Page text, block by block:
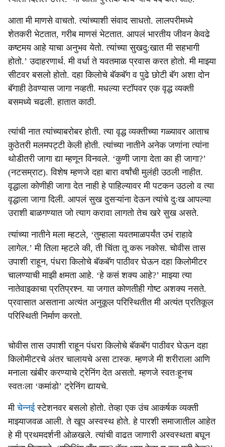
आता मी माणसे वाचतो. त्यांच्याशी संवाद साधतो. लालपरीमध्ये
शेतकरी भेटतात, गरीब माणसं भेटतात. आपलं भारतीय जीवन केवढे
कष्टमय आहे याचा अनुभव येतो. त्यांच्या सुखदु:खात मी सहभागी
होतो.’ उदाहरणार्थ. मी वर्धा ते यवतमाळ प्रवास करत होतो. मी माझ्या
सीटवर बसलो होतो. दहा किलोचे बॅकबॅग व पुढे छोटी बॅग अशा दोन
बॅगाही ठेवण्यास जागा नव्हती. मधल्या स्टॉपवर एक वृद्ध व्यक्ती
बसमध्ये चढली. हातात काठी.
त्यांची नात त्यांच्याबरोबर होती. त्या वृद्ध व्यक्तीच्या गळ्यावर आताच
कुठेतरी मलमपट्टी केली होती. त्यांच्या नातीने अनेक जणांना त्यांना
थोडीतरी जागा द्या म्हणून विनवले. ‘कुणी जागा देता का ही जागा?’
(नटसम्राट). विशेष म्हणजे दहा बारा वर्षांची मुलंही उठली नाहीत.
वृद्धाला कोणीही जागा देत नाही हे पाहिल्यावर मी पटकन उठलो व त्या
वृद्धाला जागा दिली. आपलं सुख दुसऱ्यांना देऊन त्यांचे दुःख आपल्या
उराशी बाळगण्यात जो त्याग करावा लागतो तेच खरे सुख असते.
त्यांच्या नातीने मला म्हटले, ‘तुम्हाला यवतमाळपर्यंत उभं राहावे
लागेल.’ मी तिला म्हटले की, ती चिंता तू करू नकोस. चोवीस तास
उपाशी राहून, पंधरा किलोचे बॅकबॅग पाठीवर घेऊन दहा किलोमीटर
चालण्याची माझी क्षमता आहे. ‘हे कसं शक्य आहे?’ माझ्या त्या
नातेवाइकाचा प्रतिप्रश्न. या जगात कोणतीही गोष्ट अशक्य नसते.
प्रवासात असताना अत्यंत अनुकूल परिस्थितीत मी अत्यंत प्रतिकूल
परिस्थिती निर्माण करतो.
चोवीस तास उपाशी राहून पंधरा किलोचे बॅकबॅग पाठीवर घेऊन दहा
किलोमीटरचे अंतर चालायचे असा टास्क. म्हणजे मी शरीराला आणि
मनाला खंबीर करण्याचे ट्रेनिंग देत असतो. म्हणजे स्वतःहूनच
स्वतःला ‘कमांडो’ ट्रेनिंग द्यायचे.
मीचेन्नईस्टेशनवर बसलो होतो. तेव्हा एक उंच आकर्षक व्यक्ती
माझ्याजवळ आली. ते खूप अस्वस्थ होते. हे पारशी समाजातील आहेत
हे मी प्रथमदर्शनी ओळखले. त्यांची वाढत जाणारी अस्वस्थता बघून